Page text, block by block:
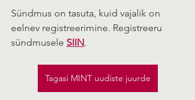
Sündmus on tasuta, kuid vajalik on
eelnev registreerimine. Registreeru
sündmusele SIIN.
Tagasi MINT uudiste juurde